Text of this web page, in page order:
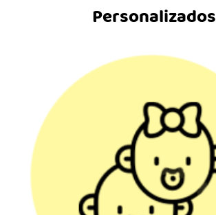
Personalizados